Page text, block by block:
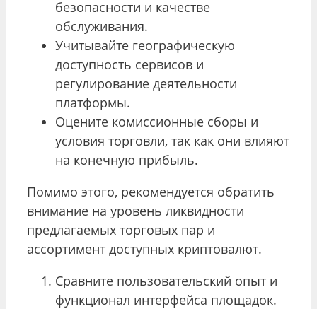
безопасности и качестве
обслуживания.
Учитывайте географическую
доступность сервисов и
регулирование деятельности
платформы.
Оцените комиссионные сборы и
условия торговли, так как они влияют
на конечную прибыль.
Помимо этого, рекомендуется обратить
внимание на уровень ликвидности
предлагаемых торговых пар и
ассортимент доступных криптовалют.
Сравните пользовательский опыт и
функционал интерфейса площадок.